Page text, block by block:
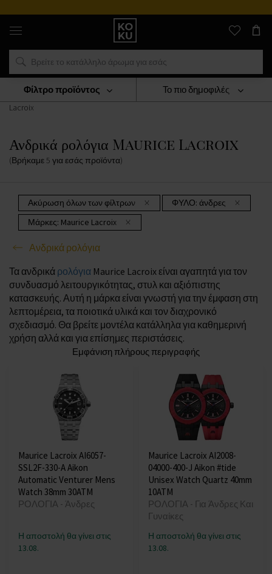
Αυθεντικά
αρώματα
και
ρολόγια
σε
μέρος
ΡΟΛΟΓΙΑ
Ανδρικά Ρολόγια
Ανδρικά Ρολόγια Maurice
Lacroix
Ανδρικά ρολόγια Maurice Lacroix
(Βρήκαμε 5 για εσάς προϊόντα)
Το πιο δημοφιλές
Ακύρωση όλων των φίλτρων ΦΥΛΟ: άνδρες
Μάρκες: Maurice Lacroix
Ανδρικά ρολόγια
Φίλτρο προϊόντος
Τα ανδρικά ρολόγια Maurice Lacroix είναι αγαπητά για τον
συνδυασμό λειτουργικότητας, στυλ και αξιόπιστης
κατασκευής. Αυτή η μάρκα είναι γνωστή για την έμφαση στη
λεπτομέρεια, τα ποιοτικά υλικά και τον διαχρονικό
σχεδιασμό. Θα βρείτε μοντέλα κατάλληλα για καθημερινή
χρήση αλλά και για επίσημες περιστάσεις.
Εμφάνιση πλήρους περιγραφής
Maurice Lacroix AI6057-
SSL2F-330-A Aikon
Automatic Venturer Mens
Watch 38mm 30ATM
ΡΟΛΟΓΙΑ - Άνδρες
Η αποστολή θα γίνει στις
13.08.
Maurice Lacroix AI2008-
04000-400-J Aikon #tide
Unisex Watch Quartz 40mm
10ATM
ΡΟΛΟΓΙΑ - Για Άνδρες Και
Γυναίκες
Η αποστολή θα γίνει στις
13.08.